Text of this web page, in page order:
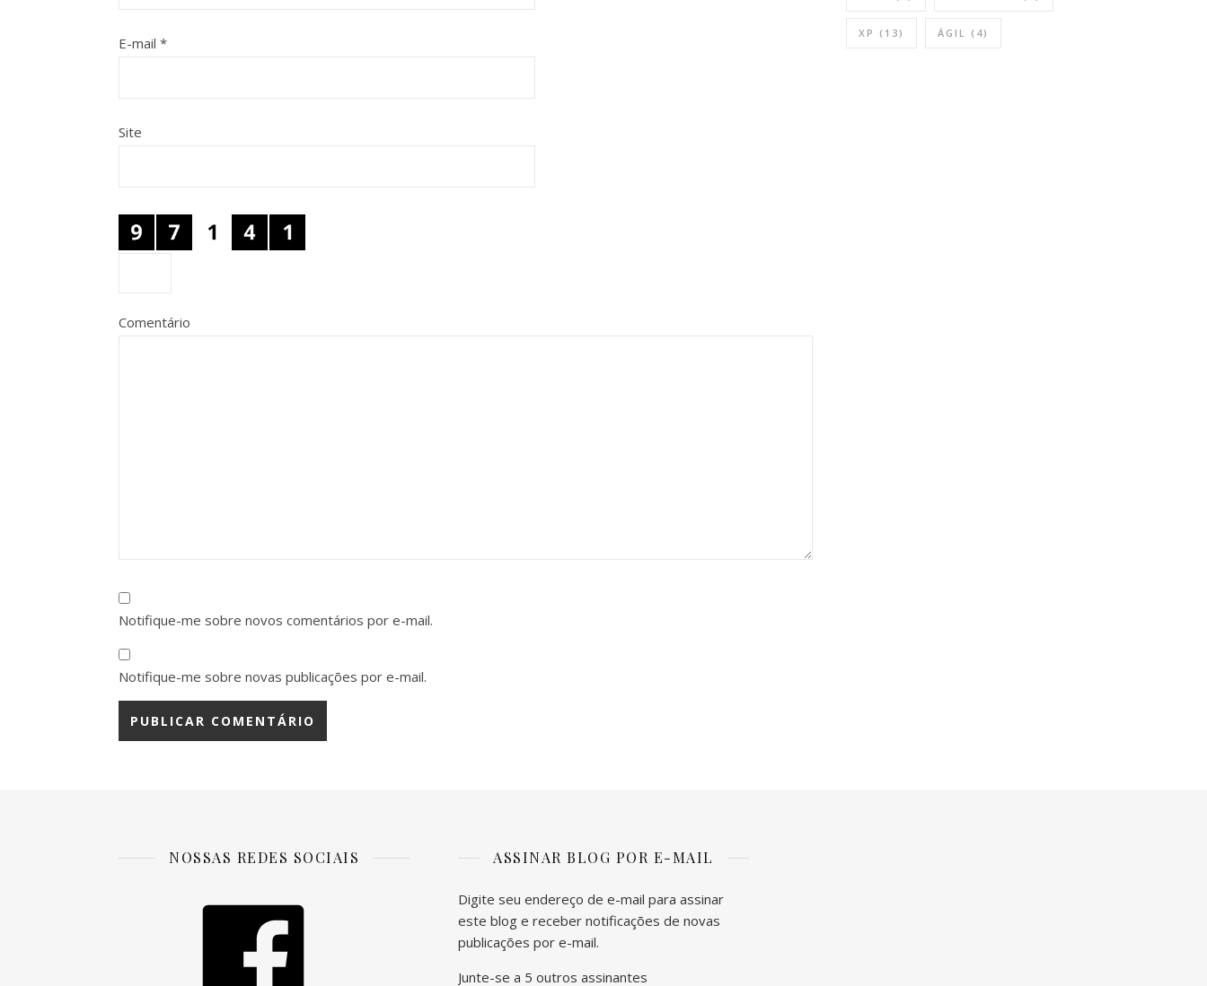
E-mail *
Site
Comentário
Notifique-me sobre novos comentários por e-mail.
Notifique-me sobre novas publicações por e-mail.
XP (13) ÁGIL (4)
NOSSAS REDES SOCIAIS ASSINAR BLOG POR E-MAIL
Digite seu endereço de e-mail para assinar
este blog e receber notificações de novas
publicações por e-mail.
Junte-se a 5 outros assinantes